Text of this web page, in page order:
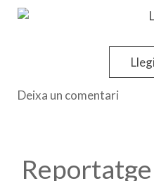
Deixa un comentari